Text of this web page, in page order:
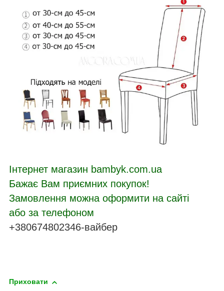
Інтернет магазин bambyk.com.ua
Бажає Вам приємних покупок!
Замовлення можна оформити на сайті
або за телефоном
+380674802346-вайбер
Приховати